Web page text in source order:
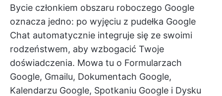
Bycie członkiem obszaru roboczego Google
oznacza jedno: po wyjęciu z pudełka Google
Chat automatycznie integruje się ze swoimi
rodzeństwem, aby wzbogacić Twoje
doświadczenia. Mowa tu o Formularzach
Google, Gmailu, Dokumentach Google,
Kalendarzu Google, Spotkaniu Google i Dysku